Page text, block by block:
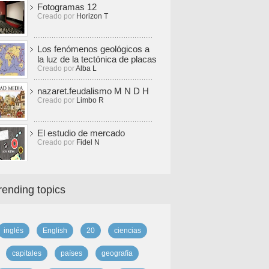
Fotogramas 12
Creado por Horizon T
Los fenómenos geológicos a
la luz de la tectónica de placas
Creado porAlba L
nazaret.feudalismo M N D H
Creado por Limbo R
El estudio de mercado
Creado por Fidel N
topics
inglés English 20 ciencias
capitales países geografía